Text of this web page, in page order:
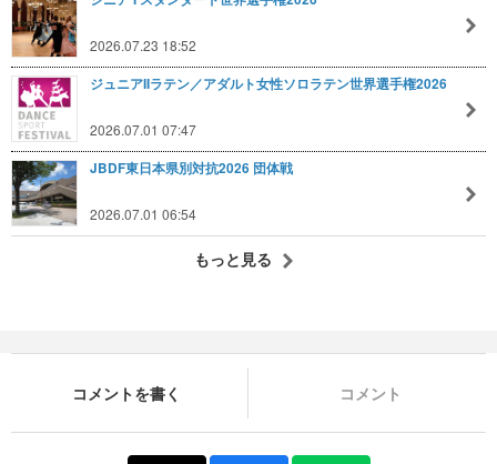
2026.07.23 18:52
ジュニアIIラテン／アダルト女性ソロラテン世界選手権2026
2026.07.01 07:47
JBDF東日本県別対抗2026 団体戦
2026.07.01 06:54
もっと見る
コメントを書く コメント